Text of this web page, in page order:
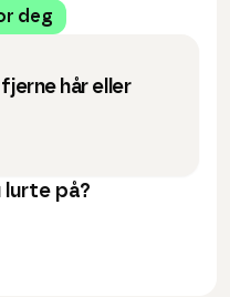
deg
fjerne hår eller
lurte på?